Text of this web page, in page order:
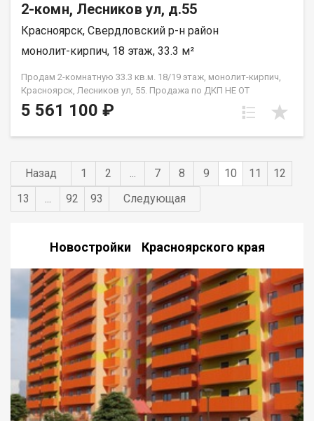
2-комн, Лесников ул, д.55
Красноярск, Свердловский р-н район
монолит-кирпич, 18 этаж, 33.3 м²
Продам 2-комнатную 33.3 кв.м. 18/19 этаж, монолит-кирпич,
Красноярск, Лесников ул, 55. Продажа по ДКП НЕ ОТ
ЗАСТРОЙЩИКА.
5 561 100 ₽
Назад 1 2 ... 7 8 9 10 11
12
13
... 92 93 Следующая
Новостройки Красноярского края